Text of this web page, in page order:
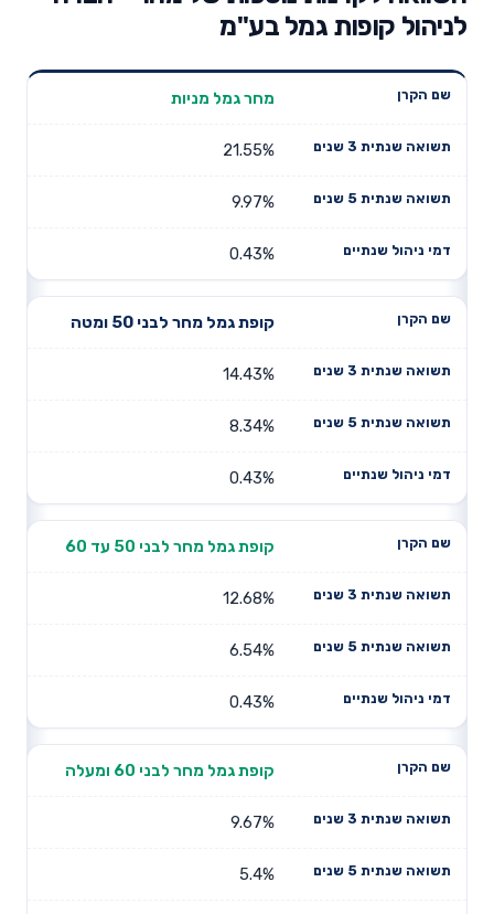
לניהול קופות גמל בע"מ
שנים
תשואה
מחר גמל מניות
21.55%
9.97%
0.43%
קופת גמל מחר לבני 50 ומטה
14.43%
8.34%
0.43%
קופת גמל מחר לבני 50 עד 60
12.68%
6.54%
0.43%
קופת גמל מחר לבני 60 ומעלה
9.67%
5.4%